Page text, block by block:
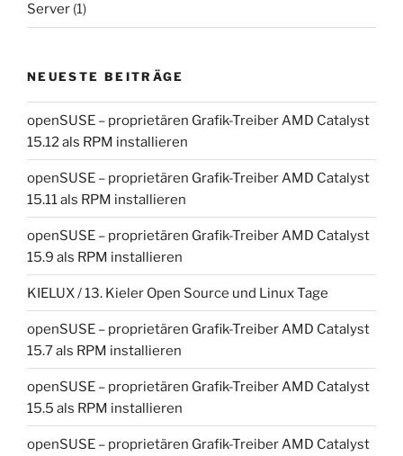
Server (1)
NEUESTE BEITRÄGE
openSUSE – proprietären Grafik-Treiber AMD Catalyst
15.12 als RPM installieren
openSUSE – proprietären Grafik-Treiber AMD Catalyst
15.11 als RPM installieren
openSUSE – proprietären Grafik-Treiber AMD Catalyst
15.9 als RPM installieren
KIELUX / 13. Kieler Open Source und Linux Tage
openSUSE – proprietären Grafik-Treiber AMD Catalyst
15.7 als RPM installieren
openSUSE – proprietären Grafik-Treiber AMD Catalyst
15.5 als RPM installieren
openSUSE – proprietären Grafik-Treiber AMD Catalyst